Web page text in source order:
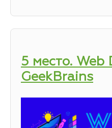
5 место. Web
GeekBrains